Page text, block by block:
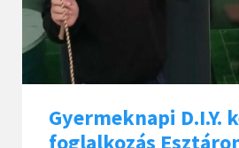
Gyermeknapi D.I.Y.
foglalkozás